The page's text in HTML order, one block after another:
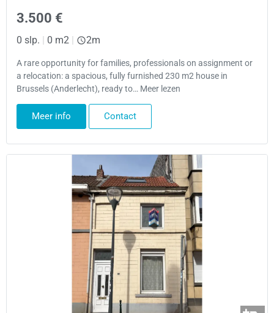
3.500 €
0 slp. 0 m2 2m
A rare opportunity for families, professionals on assignment or
a relocation: a spacious, fully furnished 230 m2 house in
Brussels (Anderlecht), ready to… Meer lezen
Meer info Contact